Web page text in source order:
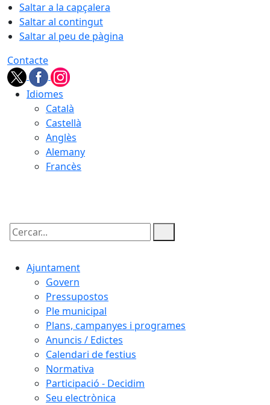
Saltar a la capçalera
Saltar al contingut
Saltar al peu de pàgina
Contacte
Idiomes
Català
Castellà
Anglès
Alemany
Francès
Cercar:
Ajuntament
Govern
Pressupostos
Ple municipal
Plans, campanyes i programes
Anuncis / Edictes
Calendari de festius
Normativa
Participació - Decidim
Seu electrònica